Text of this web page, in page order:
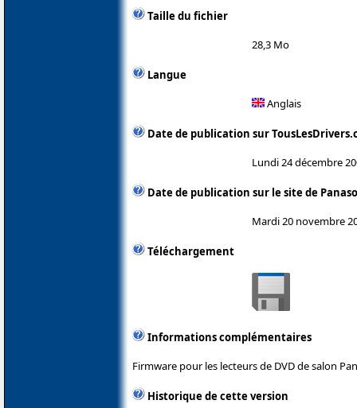
Taille du fichier
28,3 Mo
Langue
Anglais
Date de publication sur
Lundi 24 décembre
Date de publication sur le site de
Mardi 20 novembre
Téléchargement
Informations complémentaires
Firmware pour les lecteurs de DVD de salon
Historique de cette version